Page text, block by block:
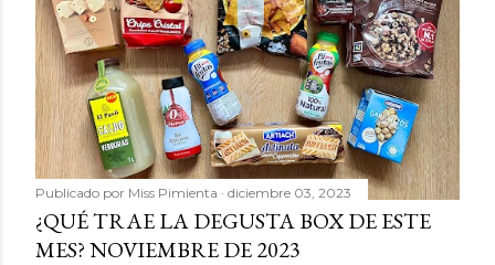
Publicado por Miss Pimienta diciembre 03, 2023
¿QUÉ TRAE LA DEGUSTA BOX DE ESTE
MES? NOVIEMBRE DE 2023